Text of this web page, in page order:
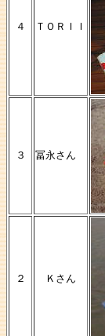
４ ＴＯＲＩＩ
３ 冨永さん
２ Ｋさん